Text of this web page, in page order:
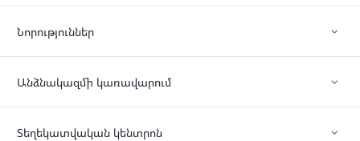
Նորություններ
Անձնակազմի կառավարում
Տեղեկատվական կենտրոն